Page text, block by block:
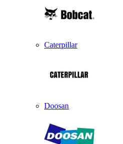
Caterpillar
Doosan